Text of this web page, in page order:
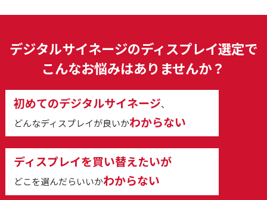
デジタルサイネージのディスプレイ選定で
こんなお悩みはありませんか？
初めてのデジタルサイネージ、
どんなディスプレイが良いかわからない
ディスプレイを買い替えたいが
どこを選んだらいいかわからない